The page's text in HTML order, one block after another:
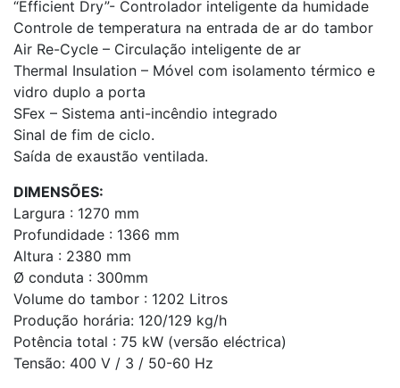
“Efficient Dry”- Controlador inteligente da humidade
Controle de temperatura na entrada de ar do tambor
Air Re-Cycle – Circulação inteligente de ar
Thermal Insulation – Móvel com isolamento térmico e
vidro duplo a porta
SFex – Sistema anti-incêndio integrado
Sinal de fim de ciclo.
Saída de exaustão ventilada.
DIMENSÕES:
Largura : 1270 mm
Profundidade : 1366 mm
Altura : 2380 mm
Ø conduta : 300mm
Volume do tambor : 1202 Litros
Produção horária: 120/129 kg/h
Potência total : 75 kW (versão eléctrica)
Tensão: 400 V / 3 / 50-60 Hz